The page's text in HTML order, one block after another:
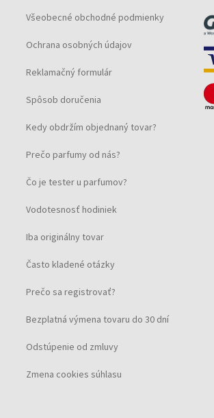
Všeobecné obchodné podmienky
Ochrana osobných údajov
Reklamačný formulár
Spôsob doručenia
Kedy obdržím objednaný tovar?
Prečo parfumy od nás?
Čo je tester u parfumov?
Vodotesnosť hodiniek
Iba originálny tovar
Často kladené otázky
Prečo sa registrovať?
Bezplatná výmena tovaru do 30 dní
Odstúpenie od zmluvy
Zmena cookies súhlasu